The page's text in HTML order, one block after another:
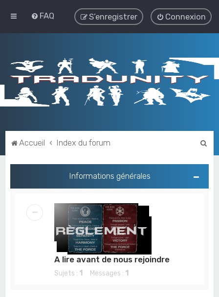
FAQ Connexion
S’enregistrer
Accueil Index du forum
Informations générales
A lire avant de nous rejoindre
Sujets : 1 Messages : 1